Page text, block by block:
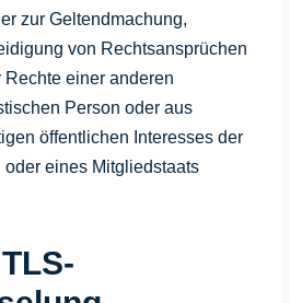
zur Geltendmachung,
von Rechtsansprüchen
einer anderen
Person oder aus
öffentlichen Interesses der
eines Mitgliedstaats